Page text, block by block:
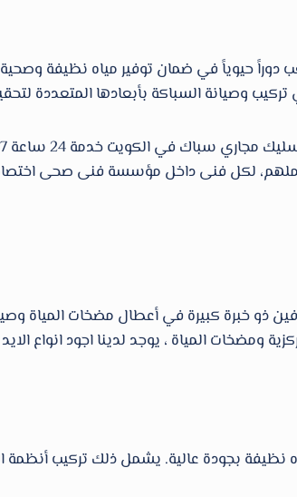
حيوياً في ضمان توفير مياه نظيفة
وصيانة السباكة بأبعادها المتعددة
بعملهم، لكل فنى داخل مؤسسة فنى صحى
كبيرة في أعطال مضخات المياة وصيانة
ومضخات المياة ، يوجد لدينا اجود انواع
بجودة عالية. يشمل ذلك تركيب أنظمة